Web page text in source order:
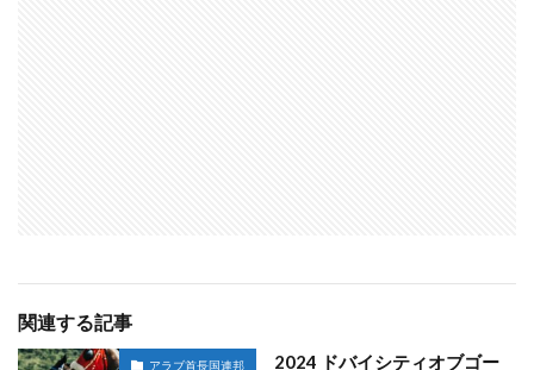
関連する記事
アラブ首長国連邦
2024 ドバイシティオブゴー